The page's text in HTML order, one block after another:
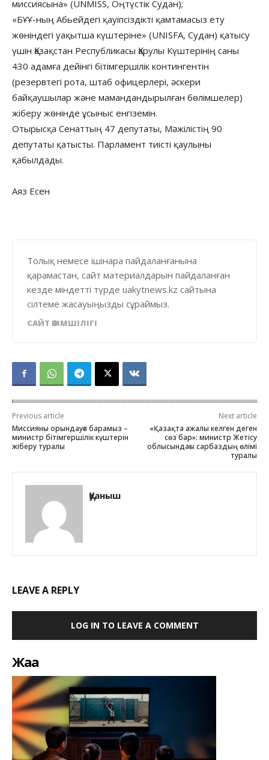
миссиясына» (UNMISS, Оңтүстік Судан);
«БҰҰ-ның Абьейдегі қауіпсіздікті қамтамасыз ету
жөніндегі уақытша күштеріне» (UNISFA, Судан) қатысу
үшін Қазақстан Республикасы Қарулы Күштерінің саны
430 адамға дейінгі бітімгершілік контингентін
(резервтегі рота, штаб офицерлері, әскери
байқаушылар және мамандандырылған бөлімшелер)
жіберу жөнінде ұсыныс енгіземін.
Отырысқа Сенаттың 47 депутаты, Мәжілістің 90
депутаты қатысты. Парламент тиісті қаулыны
қабылдады.
Аяз Есен
Толық немесе ішінара пайдаланғанына
қарамастан, сайт материалдарын пайдаланған
кезде міндетті түрде uakytnews.kz сайтына
сілтеме жасауыңызды сұраймыз.
САЙТ ӘКІМШІЛІГІ
Previous article
Миссияны орындауға барамыз –
министр бітімгершілік күштерін
жіберу туралы
Next article
«Қазақта ажалы келген деген
сөз бар»: министр Жетісу
облысындағы сарбаздың өлімі
туралы
Қуаныш
LEAVE A REPLY
LOG IN TO LEAVE A COMMENT
Жаңа